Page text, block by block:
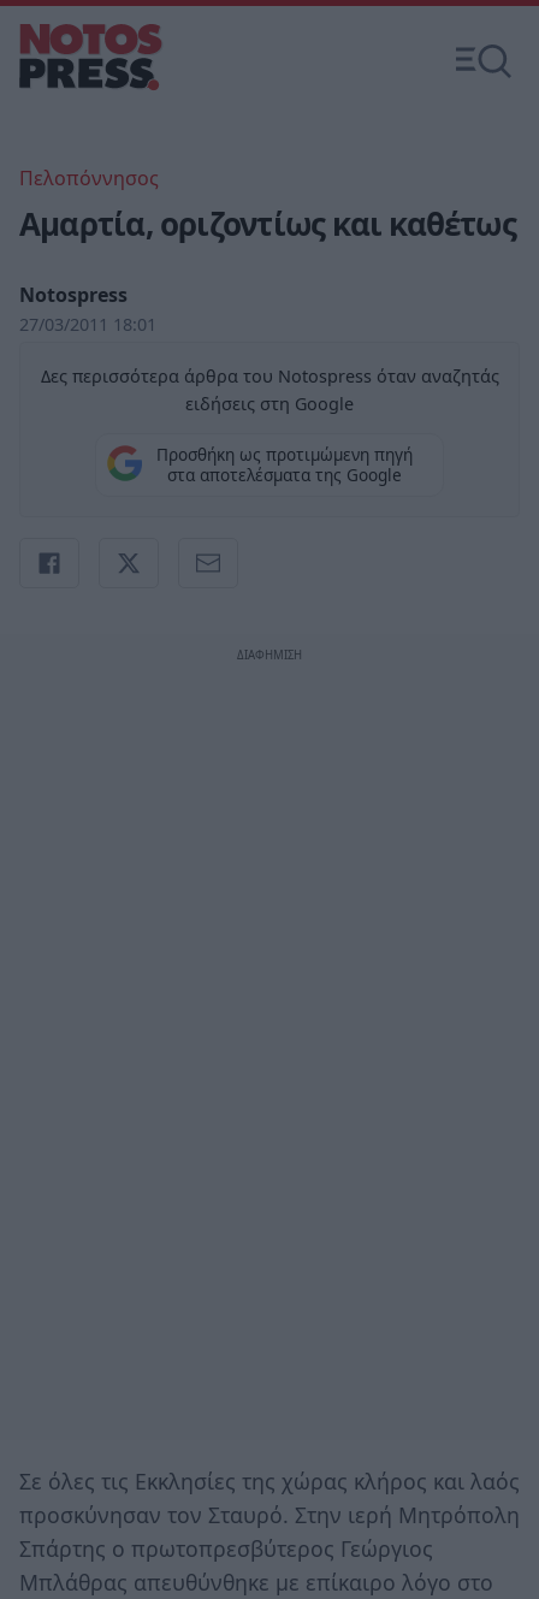
Πελοπόννησος
Αμαρτία, οριζοντίως και καθέτως
Notospress
27/03/2011 18:01
Δες περισσότερα άρθρα του Notospress όταν αναζητάς
ειδήσεις στη Google
Προσθήκη ως προτιμώμενη πηγή
στα αποτελέσματα της Google
Σε όλες τις Εκκλησίες της χώρας κλήρος και λαός
προσκύνησαν τον Σταυρό. Στην ιερή Μητρόπολη
Σπάρτης ο πρωτοπρεσβύτερος Γεώργιος
Μπλάθρας απευθύνθηκε με επίκαιρο λόγο στο